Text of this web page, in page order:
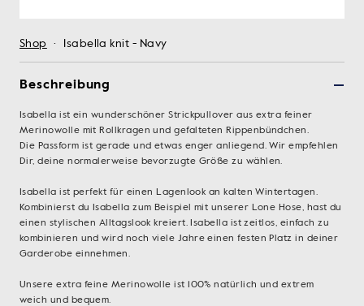
Shop · Isabella knit - Navy
Beschreibung
Isabella ist ein wunderschöner Strickpullover aus extra feiner
Merinowolle mit Rollkragen und gefalteten Rippenbündchen.
Die Passform ist gerade und etwas enger anliegend. Wir empfehlen
Dir, deine normalerweise bevorzugte Größe zu wählen.
Isabella ist perfekt für einen Lagenlook an kalten Wintertagen.
Kombinierst du Isabella zum Beispiel mit unserer Lone Hose, hast du
einen stylischen Alltagslook kreiert. Isabella ist zeitlos, einfach zu
kombinieren und wird noch viele Jahre einen festen Platz in deiner
Garderobe einnehmen.
Unsere extra feine Merinowolle ist 100% natürlich und extrem
weich und bequem.